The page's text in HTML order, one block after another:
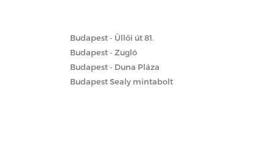
Budapest - Üllői út 81.
Budapest - Zugló
Budapest - Duna Pláza
Budapest Sealy mintabolt